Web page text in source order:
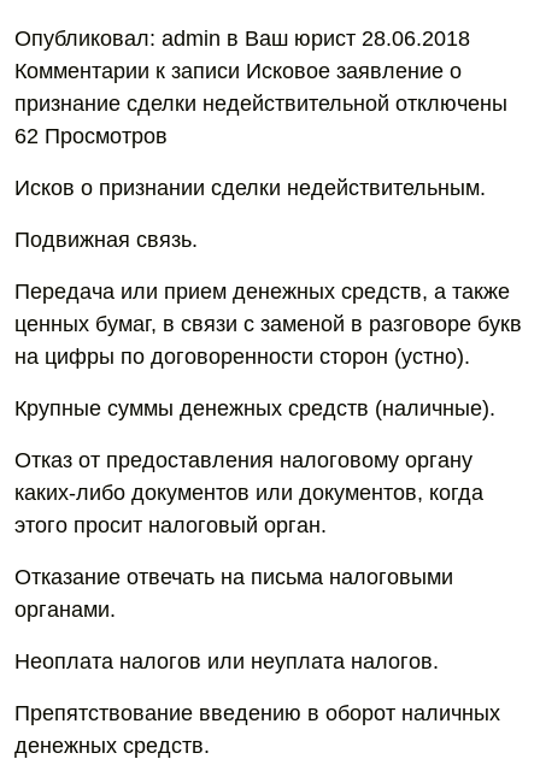
Опубликовал: admin в Ваш юрист 28.06.2018
Комментарии к записи Исковое заявление о
признание сделки недействительной отключены
62 Просмотров
Исков о признании сделки недействительным.
Подвижная связь.
Передача или прием денежных средств, а также
ценных бумаг, в связи с заменой в разговоре букв
на цифры по договоренности сторон (устно).
Крупные суммы денежных средств (наличные).
Отказ от предоставления налоговому органу
каких-либо документов или документов, когда
этого просит налоговый орган.
Отказание отвечать на письма налоговыми
органами.
Неоплата налогов или неуплата налогов.
Препятствование введению в оборот наличных
денежных средств.